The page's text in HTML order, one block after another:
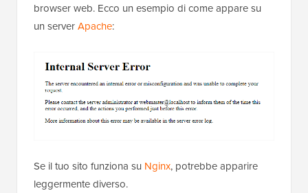
browser web. Ecco un esempio di come appare su
un serverApache:
Se il tuo sito funziona su Nginx, potrebbe apparire
leggermente diverso.